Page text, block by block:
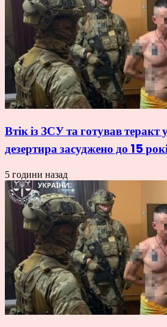
Втік із ЗСУ та готував теракт
дезертира засуджено до 15
5 години назад